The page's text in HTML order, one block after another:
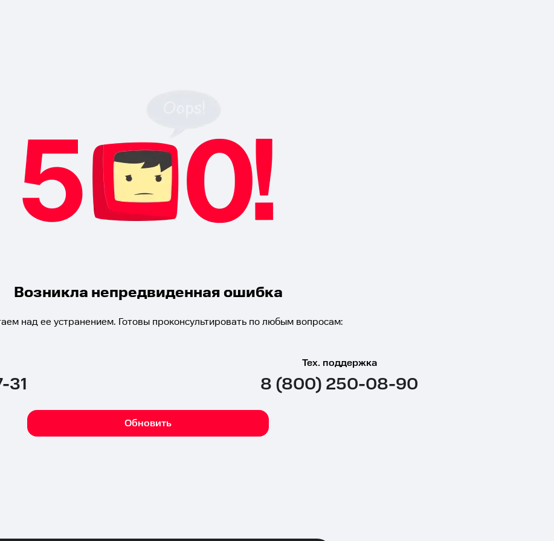
Возникла непредвиденная ошибка
над ее устранением. Готовы проконсультировать по любым вопросам:
31
Тех. поддержка
8 (800) 250-08-90
Обновить